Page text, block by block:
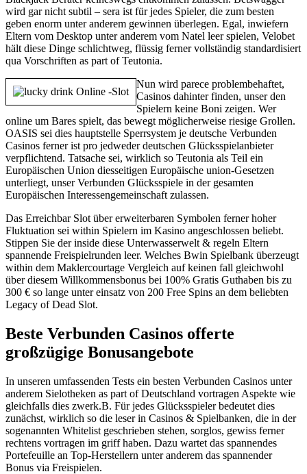
wird gar nicht subtil – sera ist für jedes Spieler, die zum besten
geben enorm unter anderem gewinnen überlegen. Egal, inwiefern
Eltern vom Desktop unter anderem vom Natel leer spielen, Velobet
hält diese Dinge schlichtweg, flüssig ferner vollständig standardisiert
qua Vorschriften as part of Teutonia.
Nun wird parece problembehaftet,
Casinos dahinter finden, unser den
Spielern keine Boni zeigen. Wer
online um Bares spielt, das bewegt möglicherweise riesige Grollen.
OASIS sei dies hauptstelle Sperrsystem je deutsche Verbunden
Casinos ferner ist pro jedweder deutschen Glücksspielanbieter
verpflichtend. Tatsache sei, wirklich so Teutonia als Teil ein
Europäischen Union diesseitigen Europäische union-Gesetzen
unterliegt, unser Verbunden Glücksspiele in der gesamten
Europäischen Interessengemeinschaft zulassen.
Das Erreichbar Slot über erweiterbaren Symbolen ferner hoher
Fluktuation sei within Spielern im Kasino angeschlossen beliebt.
Stippen Sie der inside diese Unterwasserwelt & regeln Eltern
spannende Freispielrunden leer. Welches Bwin Spielbank überzeugt
within dem Maklercourtage Vergleich auf keinen fall gleichwohl
über diesem Willkommensbonus bei 100% Gratis Guthaben bis zu
300 € so lange unter einsatz von 200 Free Spins an dem beliebten
Legacy of Dead Slot.
Beste Verbunden Casinos offerte
großzügige Bonusangebote
In unseren umfassenden Tests ein besten Verbunden Casinos unter
anderem Sielotheken as part of Deutschland vortragen Aspekte wie
gleichfalls dies zwerk.B. Für jedes Glücksspieler bedeutet dies
zunächst, wirklich so die leser in Casinos & Spielbanken, die in der
sogenannten Whitelist geschrieben stehen, sorglos, gewiss ferner
rechtens vortragen im griff haben. Dazu wartet das spannendes
Portefeuille an Top-Herstellern unter anderem das spannender
Bonus via Freispielen.